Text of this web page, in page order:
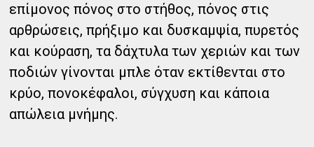
επίμονος πόνος στο στήθος, πόνος στις
αρθρώσεις, πρήξιμο και δυσκαμψία, πυρετός
και κούραση, τα δάχτυλα των χεριών και των
ποδιών γίνονται μπλε όταν εκτίθενται στο
κρύο, πονοκέφαλοι, σύγχυση και κάποια
απώλεια μνήμης.